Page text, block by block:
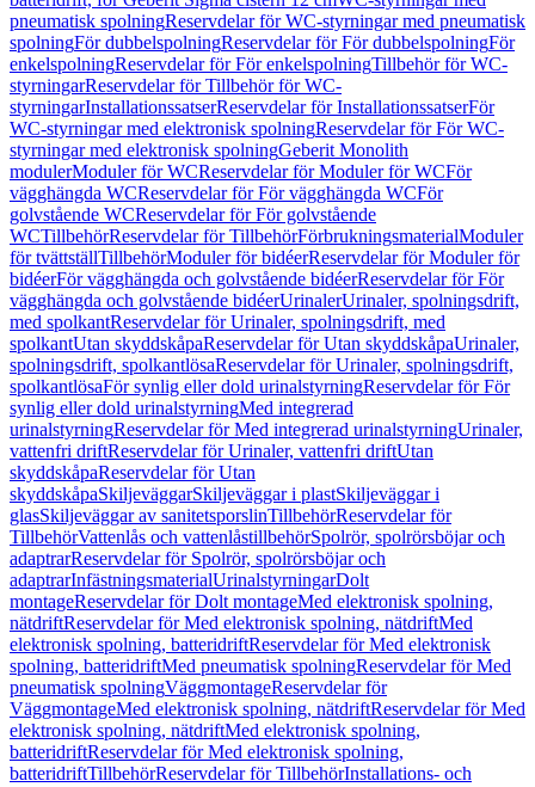
pneumatisk spolningReservdelar för WC-styrningar med pneumatisk
spolningFör dubbelspolningReservdelar för För dubbelspolningFör
enkelspolningReservdelar för För enkelspolningTillbehör för WC-
styrningarReservdelar för Tillbehör för WC-
styrningarInstallationssatserReservdelar för InstallationssatserFör
WC-styrningar med elektronisk spolningReservdelar för För WC-
styrningar med elektronisk spolningGeberit Monolith
modulerModuler för WCReservdelar för Moduler för WCFör
vägghängda WCReservdelar för För vägghängda WCFör
golvstående WCReservdelar för För golvstående
WCTillbehörReservdelar för TillbehörFörbrukningsmaterialModuler
för tvättställTillbehörModuler för bidéerReservdelar för Moduler för
bidéerFör vägghängda och golvstående bidéerReservdelar för För
vägghängda och golvstående bidéerUrinalerUrinaler, spolningsdrift,
med spolkantReservdelar för Urinaler, spolningsdrift, med
spolkantUtan skyddskåpaReservdelar för Utan skyddskåpaUrinaler,
spolningsdrift, spolkantlösaReservdelar för Urinaler, spolningsdrift,
spolkantlösaFör synlig eller dold urinalstyrningReservdelar för För
synlig eller dold urinalstyrningMed integrerad
urinalstyrningReservdelar för Med integrerad urinalstyrningUrinaler,
vattenfri driftReservdelar för Urinaler, vattenfri driftUtan
skyddskåpaReservdelar för Utan
skyddskåpaSkiljeväggarSkiljeväggar i plastSkiljeväggar i
glasSkiljeväggar av sanitetsporslinTillbehörReservdelar för
TillbehörVattenlås och vattenlåstillbehörSpolrör, spolrörsböjar och
adaptrarReservdelar för Spolrör, spolrörsböjar och
adaptrarInfästningsmaterialUrinalstyrningarDolt
montageReservdelar för Dolt montageMed elektronisk spolning,
nätdriftReservdelar för Med elektronisk spolning, nätdriftMed
elektronisk spolning, batteridriftReservdelar för Med elektronisk
spolning, batteridriftMed pneumatisk spolningReservdelar för Med
pneumatisk spolningVäggmontageReservdelar för
VäggmontageMed elektronisk spolning, nätdriftReservdelar för Med
elektronisk spolning, nätdriftMed elektronisk spolning,
batteridriftReservdelar för Med elektronisk spolning,
batteridriftTillbehörReservdelar för TillbehörInstallations- och